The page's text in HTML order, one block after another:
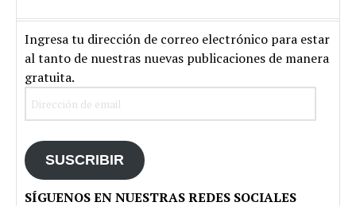
Ingresa tu dirección de correo electrónico para estar
al tanto de nuestras nuevas publicaciones de manera
gratuita.
SUSCRIBIR
SÍGUENOS EN NUESTRAS REDES SOCIALES